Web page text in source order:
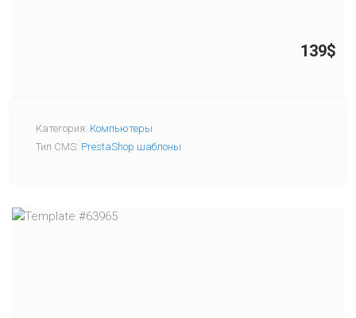
139$
Категория: Компьютеры
Тип CMS: PrestaShop шаблоны